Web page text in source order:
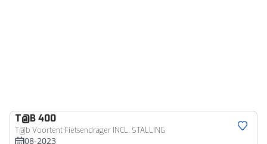
T@B400
T@b Voortent Fietsendrager INCL. STALLING
08-2023